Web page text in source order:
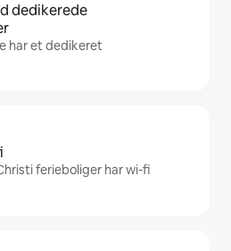
dedikerede
har et dedikeret
ferieboliger har wi-fi